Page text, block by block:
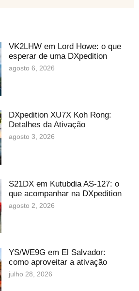
VK2LHW em Lord Howe: o que
esperar de uma DXpedition
agosto 6, 2026
DXpedition XU7X Koh Rong:
Detalhes da Ativação
agosto 3, 2026
S21DX em Kutubdia AS-127: o
que acompanhar na DXpedition
agosto 2, 2026
YS/WE9G em El Salvador:
como aproveitar a ativação
julho 28, 2026